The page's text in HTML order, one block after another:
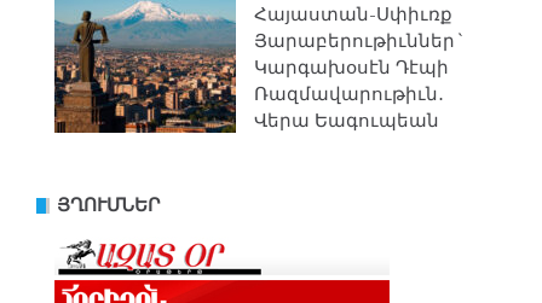
Հայաստան-Սփիւռք
Յարաբերութիւններ`
Կարգախօսէն Դէպի
Ռազմավարութիւն․
Վերա Եագուպեան
ՅՂՈՒՄՆԵՐ